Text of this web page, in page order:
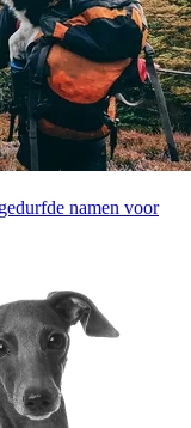
namen voor